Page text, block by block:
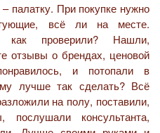
палатку. При покупке нужно
всё ли на месте.
проверили? Нашли,
отзывы о брендах, ценовой
и потопали в
лучше так сделать? Всё
на полу, поставили,
послушали консультанта,